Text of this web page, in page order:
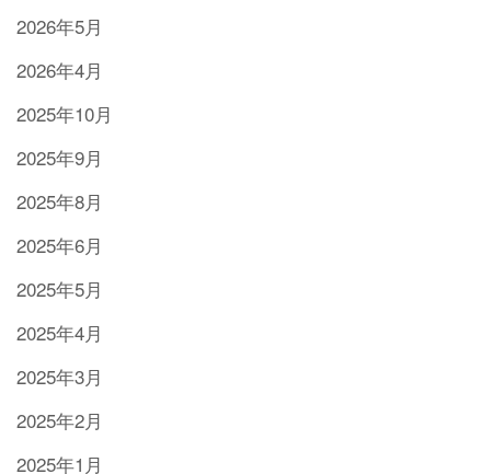
2026年5月
2026年4月
2025年10月
2025年9月
2025年8月
2025年6月
2025年5月
2025年4月
2025年3月
2025年2月
2025年1月